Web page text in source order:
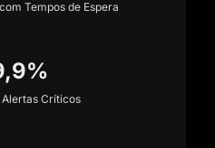
Tempos de Espera
Alertas Críticos